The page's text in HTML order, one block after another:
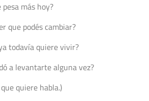
más hoy?
que podés cambiar?
todavía quiere vivir?
a levantarte alguna vez?
quiere habla.)